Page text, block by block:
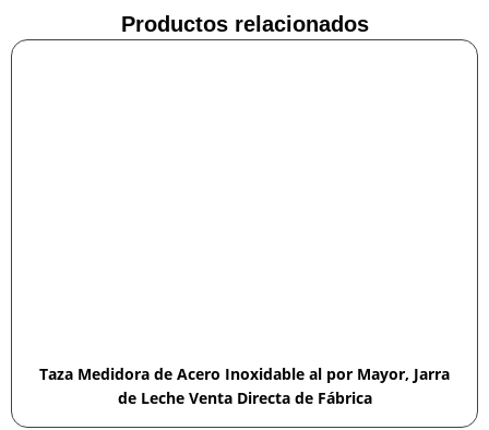
Productos relacionados
Taza Medidora de Acero Inoxidable al por Mayor, Jarra
de Leche Venta Directa de Fábrica